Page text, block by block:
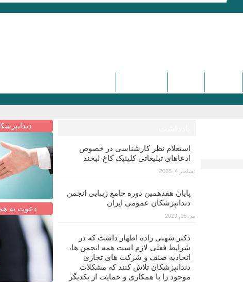
استعلام نظر کارشناسی در خصوص
ادعاهای تبلیغاتی کلینیک کاخ لبخند
دسامبر 4, 2025
پایان هفدهمین دوره جامع زیبایی انجمن
دندانپزشکان عمومی ایران
می 15, 2019
دکتر شهنی زاده اظهار داشت که در
شرایط فعلی لازم است همه انجمن ها،
اتحادیه صنف و شرکت های تجاری
دندانپزشکان تلاش کنند که مشکلات
موجود را با همکاری و حمایت از یکدیگر
دعوت به